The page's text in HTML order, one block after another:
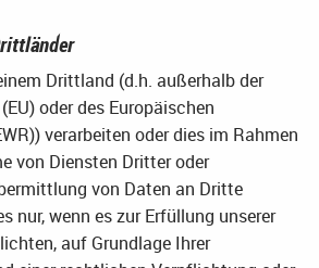
Drittland (d.h. außerhalb der
oder des Europäischen
verarbeiten oder dies im Rahmen
von Diensten Dritter oder
von Daten an Dritte
nur, wenn es zur Erfüllung unserer
auf Grundlage Ihrer